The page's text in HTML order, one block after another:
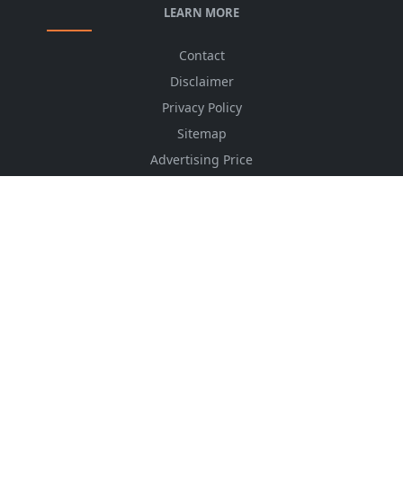
LEARN MORE
Contact
Disclaimer
Privacy Policy
Sitemap
Advertising Price